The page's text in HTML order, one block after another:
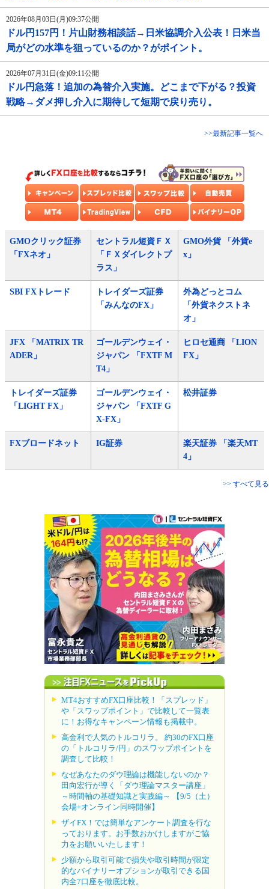
2026年08月03日(月)09:37公開
ドル円157円！片山財務相談話→日米協調介入公表！日米当
局がどの水準を狙っているのか？がポイント。
2026年07月31日(金)09:11公開
ドル円急落！追加の為替介入実施。どこまで下がる？投資
戦略→ダメ押し介入に期待して短期で戻り売り。
>>最新記事一覧へ
GMOクリック証券
「FXネオ」
セントラル短資ＦＸ
「ＦＸダイレクトプ
ラス」
GMO外貨 「外貨e
x」
SBI FXトレード
トレイダーズ証券
「みんなのFX」
外為どっとコム
「外貨ネクストネ
オ」
JFX 「MATRIX TR
ADER」
ゴールデンウェイ・
ジャパン 「FXTF M
T4」
ヒロセ通商 「LION
FX」
トレイダーズ証券
「LIGHT FX」
ゴールデンウェイ・
ジャパン 「FXTF G
X-FX」
松井証券
FXブロードネット IG証券
楽天証券 「楽天MT
4」
>> すべて見る
MT4おすすめFX口座比較！「スプレッド」
や「スワップポイント」で比較して一覧表
に！お得なキャンペーン情報も掲載中。
高金利で人気のトルコリラ。 約30のFX口座
の「トルコリラ/円」のスワップポイントを
調査して比較！
なぜあなたのダウ理論は機能しないのか？
田向宏行が導く「ダウ理論マスター講座」
～時間軸の基礎知識と実践編～ 【9/5（土）
会場+オンライン同時開催】
ザイFX！では簡単なアンケート調査を行な
っております。お手数おかけしますがご協
力をお願いいたします！
少額から取引可能で損失や取引時間が限定
的なバイナリーオプションが取引できる国
内全7口座を徹底比較。